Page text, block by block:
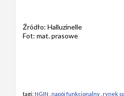
Źródło: Halluzinelle
Fot: mat. prasowe
tagi: NGIN napój funkcjonalny rynek